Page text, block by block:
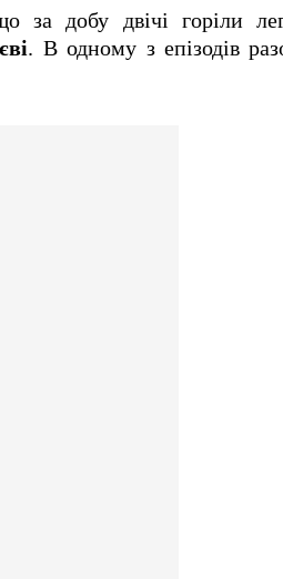
за добу двічі горіли
. В одному з епізодів